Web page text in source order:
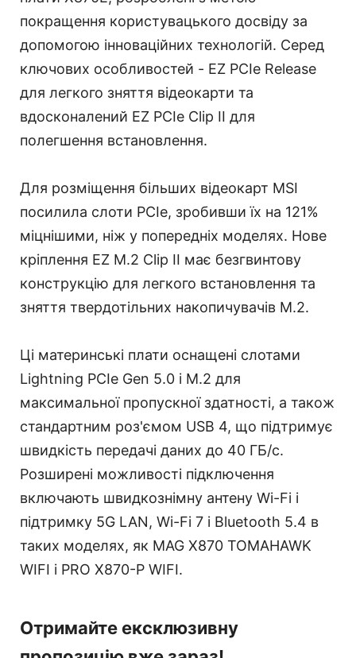
покращення користувацького досвіду за
допомогою інноваційних технологій. Серед
ключових особливостей - EZ PCIe Release
для легкого зняття відеокарти та
вдосконалений EZ PCIe Clip II для
полегшення встановлення.
Для розміщення більших відеокарт MSI
посилила слоти PCIe, зробивши їх на 121%
міцнішими, ніж у попередніх моделях. Нове
кріплення EZ M.2 Clip II має безгвинтову
конструкцію для легкого встановлення та
зняття твердотільних накопичувачів M.2.
Ці материнські плати оснащені слотами
Lightning PCIe Gen 5.0 і M.2 для
максимальної пропускної здатності, а також
стандартним роз'ємом USB 4, що підтримує
швидкість передачі даних до 40 ГБ/с.
Розширені можливості підключення
включають швидкознімну антену Wi-Fi і
підтримку 5G LAN, Wi-Fi 7 і Bluetooth 5.4 в
таких моделях, як MAG X870 TOMAHAWK
WIFI і PRO X870-P WIFI.
Отримайте ексклюзивну